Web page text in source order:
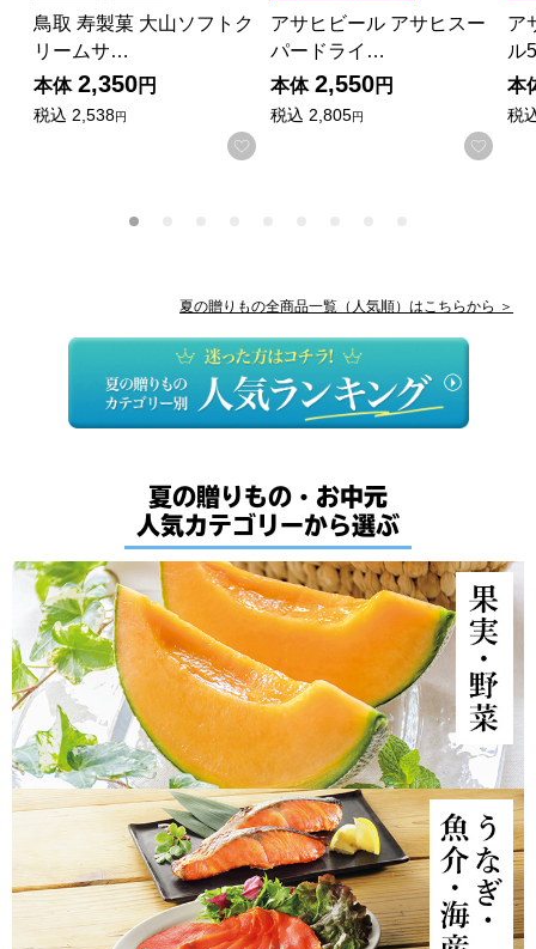
鳥取 寿製菓 大山ソフトク
リームサ…
本体 2,350円
税込 2,538円
お気に入りに登録する
アサヒビール アサヒスー
パードライ…
本体 2,550円
税込 2,805円
お気
ア
ル
本
税
夏の贈りもの全商品一覧（人気順）はこちらから ＞
夏の贈りもの・お中元
人気カテゴリーから選ぶ